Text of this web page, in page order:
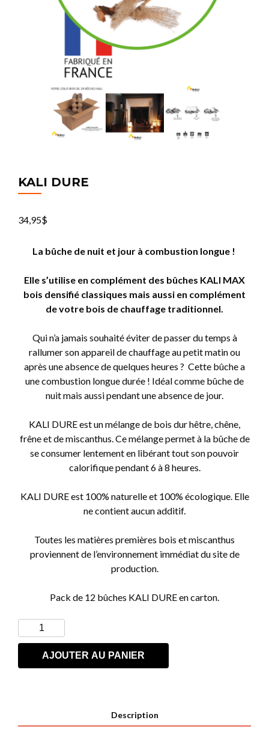
KALI DURE
34,95$
La bûche de nuit et jour à combustion longue !
Elle s’utilise en complément des bûches KALI MAX
bois densifié classiques mais aussi en complément
de votre bois de chauffage traditionnel.
Qui n’a jamais souhaité éviter de passer du temps à
rallumer son appareil de chauffage au petit matin ou
après une absence de quelques heures ? Cette bûche a
une combustion longue durée ! Idéal comme bûche de
nuit mais aussi pendant une absence de jour.
KALI DURE est un mélange de bois dur hêtre, chêne,
frêne et de miscanthus. Ce mélange permet à la bûche de
se consumer lentement en libérant tout son pouvoir
calorifique pendant 6 à 8 heures.
KALI DURE est 100% naturelle et 100% écologique. Elle
ne contient aucun additif.
Toutes les matières premières bois et miscanthus
proviennent de l’environnement immédiat du site de
production.
Pack de 12 bûches KALI DURE en carton.
quantité
de
DURE
AJOUTER AU PANIER
Description